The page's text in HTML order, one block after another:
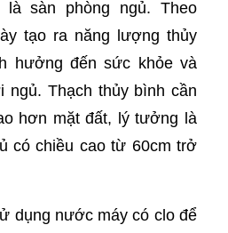
sàn phòng ngủ. Theo
tạo ra năng lượng thủy
hưởng đến sức khỏe và
ngủ. Thạch thủy bình cần
hơn mặt đất, lý tưởng là
có chiều cao từ 60cm trở
dụng nước máy có clo để